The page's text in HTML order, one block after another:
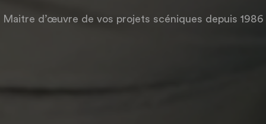
Maitre d’œuvre de vos projets scéniques depuis 1986